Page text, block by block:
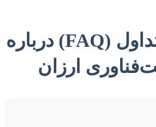
پرسش‌های متداول (FAQ) درباره
ارزان